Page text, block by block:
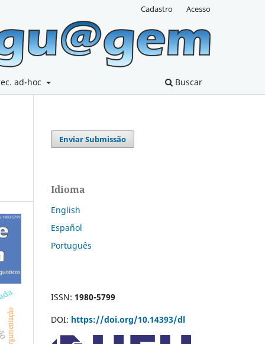
ad-hoc Buscar
Cadastro Acesso
Enviar Submissão
Idioma
English
Español
Português
ISSN: 1980-5799
DOI: https://doi.org/10.14393/dl